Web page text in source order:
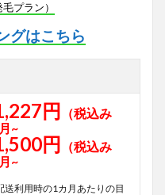
プラン）
グはこちら
円 （税込み
~
円 （税込み
~
利用時の1カ月あたりの目